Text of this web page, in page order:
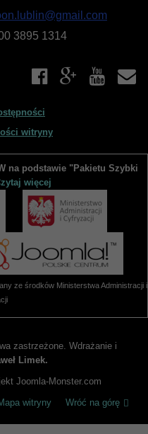
PCJ Otwarte Źródła
udostępniane są plany
Liczba pozycji: 3
sprawozdawcze
oraz raporty
Aby zapoznać się
należy skorzystać
inne działy BIP, prosimy
menu.
3895 1314
witryny
na podstawie "Pakietu Szybki
więcej
ze środków Ministerstwa Administracji i
zastrzeżone. Wdrażanie i
Limek.
Joomla-Monster.com
witryny
Wróć na górę